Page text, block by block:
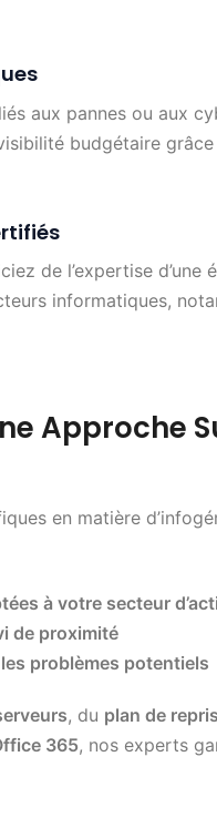
aux pannes ou aux
budgétaire
de l’expertise
informatiques,
en matière
à votre secteur
de proximité
problèmes potentiels
, du plan de
365, nos experts